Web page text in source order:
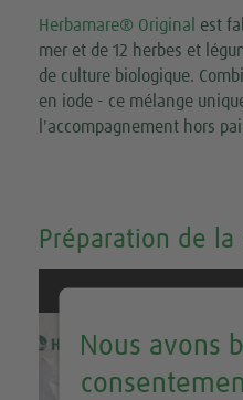
Herbamare® Original
est
mer et de 12 herbes et
de culture biologique.
en iode - ce mélange
l'accompagnement hors
Préparation de
Nous avons